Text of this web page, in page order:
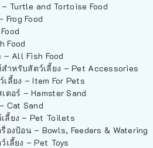
– Turtle and Tortoise Food
Frog Food
Food
– All Fish Food
หรับสัตว์เลี้ยง – Pet Accessories
ลี้ยง – Item For Pets
ตอร์ – Hamster Sand
Cat Sand
ลี้ยง – Pet Toilets
องป้อน – Bowls, Feeders & Watering
เลี้ยง – Pet Toys